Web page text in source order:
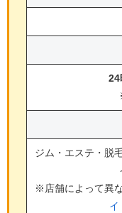
24
ジム・エステ・脱
※店舗によって異
イ